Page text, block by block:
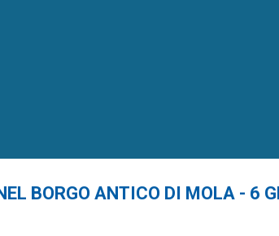
BORGO ANTICO DI MOLA - 6